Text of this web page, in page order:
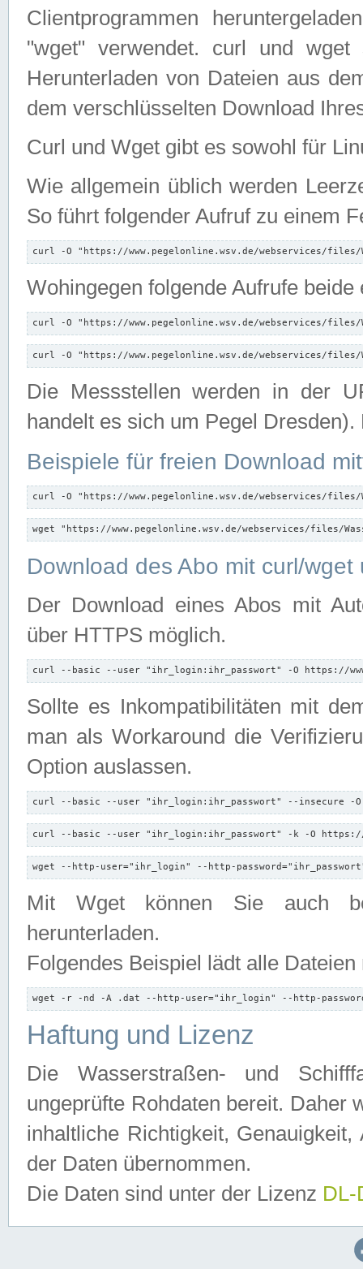
Clientprogrammen
"wget" verwendet. curl und wget
Herunterladen von Dateien aus
dem verschlüsselten Download
Curl und Wget gibt es sowohl für
Wie allgemein üblich werden
So führt folgender Aufruf zu einem
curl -O "https://www.pegelonline.wsv.de/webservices/files/
Wohingegen folgende Aufrufe beide
curl -O "https://www.pegelonline.wsv.de/webservices/files/
curl -O "https://www.pegelonline.wsv.de/webservices/files/
Die Messstellen werden in der
handelt es sich um Pegel
Beispiele für freien Download
curl -O "https://www.pegelonline.wsv.de/webservices/files/
wget "https://www.pegelonline.wsv.de/webservices/files/
Download des Abo mit curl/
Der Download eines Abos mit
über HTTPS möglich.
curl --basic --user "ihr_login:ihr_passwort" -O https://
Sollte es Inkompatibilitäten mit
man als Workaround die
Option auslassen.
curl --basic --user "ihr_login:ihr_passwort" --insecure -
curl --basic --user "ihr_login:ihr_passwort" -k -O https://
wget --http-user="ihr_login" --http-
Mit Wget können Sie auch
herunterladen.
Folgendes Beispiel lädt alle
wget -r -nd -A .dat --http-user="ihr_login" --http-
Haftung und Lizenz
Die Wasserstraßen- und
ungeprüfte Rohdaten bereit. Daher
inhaltliche Richtigkeit,
der Daten übernommen.
Die Daten sind unter der Lizenz